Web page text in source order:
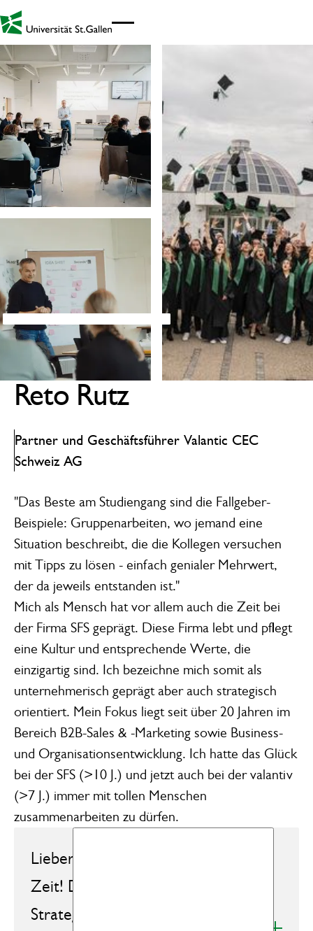
Link zur Startseite - Mobil
Reto Rutz
Partner und Geschäftsführer Valantic CEC
Schweiz AG
"Das Beste am Studiengang sind die Fallgeber-
Beispiele: Gruppenarbeiten, wo jemand eine
Situation beschreibt, die die Kollegen versuchen
mit Tipps zu lösen - einfach genialer Mehrwert,
der da jeweils entstanden ist."
Mich als Mensch hat vor allem auch die Zeit bei
der Firma SFS geprägt. Diese Firma lebt und pflegt
eine Kultur und entsprechende Werte, die
einzigartig sind. Ich bezeichne mich somit als
unternehmerisch geprägt aber auch strategisch
orientiert. Mein Fokus liegt seit über 20 Jahren im
Bereich B2B-Sales & -Marketing sowie Business-
und Organisationsentwicklung. Ich hatte das Glück
bei der SFS (>10 J.) und jetzt auch bei der valantiv
(>7 J.) immer mit tollen Menschen
zusammenarbeiten zu dürfen.
Lieber Reto, vielen Dank für deine
Zeit! Du arbeitest als
Strategieberater. Was hat dich